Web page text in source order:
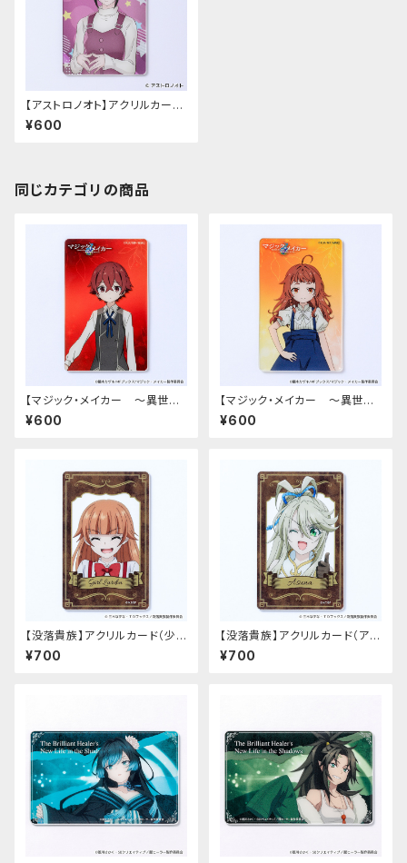
【アストロノオト】アクリルカード
（上町 葵）
¥600
同じカテゴリの商品
【マジック・メイカー ～異世界
魔法の作り方～】アクリルカード
（シオン）
¥600
【マジック・メイカー ～異世界
魔法の作り方～】アクリルカード
（マリー）
¥600
【没落貴族】アクリルカード（少
女ラードーン）
¥700
【没落貴族】アクリルカード（アス
ナ）
¥700